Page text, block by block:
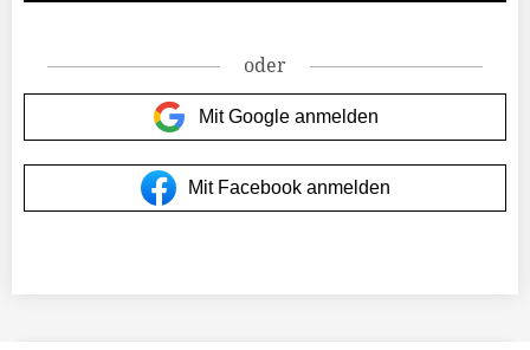
oder
Mit Google anmelden
Mit Facebook anmelden